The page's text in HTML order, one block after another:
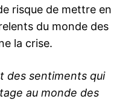
risque de mettre en
du monde des
la crise.
des sentiments qui
au monde des